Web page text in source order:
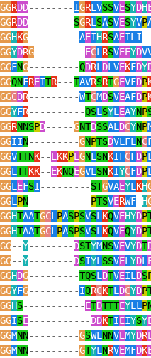
GGRDD--------IGRLVSSVESYDH
GGRDD--------SGRL SASVESYVP
GGHKG---------AEIHRSAEILI--
GGYDRG---------ECL RSVEEYD
GGFNG---------QDRL DLVEKFDY
GGQNFREITR---TAVRSRTGEVFDP
GGCDR---------WTCMDSVEAFDP
GGYFR----------QSL SYL EAYNP
GGRNNSPD-----GNTDSSAL DCYNP
GGIIN---------GNPTSDVLFL NC
GGVTTNK--EKKPEGNL SNKIFCFDPL
GGL TTKK--EKNQEGVL SNKIYCFDPL
GGL EFSI---------STGVAEYL KH
GGL PN-----------PTSVERWF-H
GGHTAATGCL PASPSVSL KQVEHYDP
GGHTAATGCL PASPSVSL KQVEQYDP
GG--Y--------DSTYMNSVEVYDT
GG--Y--------DSIYL SSVEL YDL
GGHDG---------TQSL DTVEIL DS
GGYFG---------IQRCKTL DCYDP
GGHS-----------ETDTTTEYLL P
GGISE-----------DDKTIEIYSY
GGMNN---------GSWL NNVEMYDR
GGMNN---------GTYL NRVEMFDK